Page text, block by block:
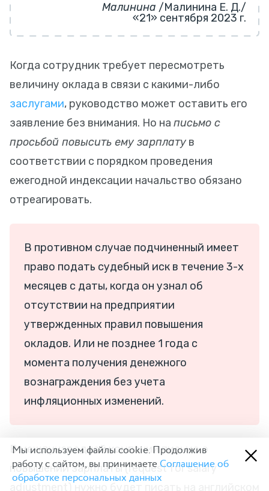
Малинина /Малинина Е. Д./
«21» сентября 2023 г.
Когда сотрудник требует пересмотреть
величину оклада в связи с какими-либо
заслугами, руководство может оставить его
заявление без внимания. Но на письмо с
просьбой повысить ему зарплату в
соответствии с порядком проведения
ежегодной индексации начальство обязано
отреагировать.
В противном случае подчиненный имеет
право подать судебный иск в течение 3-х
месяцев с даты, когда он узнал об
отсутствии на предприятии
утвержденных правил повышения
окладов. Или не позднее 1 года с
момента получения денежного
вознаграждения без учета
инфляционных изменений.
В международной компании письмо о
повышении зарплаты (request for salary
Мы используем файлы cookie. Продолжив
работу с сайтом, вы принимаетеСоглашение об
обработке персональных данных